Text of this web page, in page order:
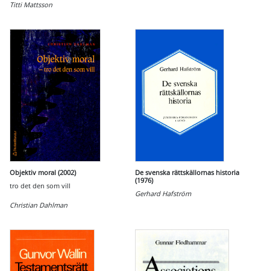
Titti Mattsson
Objektiv moral (2002)
tro det den som vill
Christian Dahlman
De svenska rättskällornas historia
(1976)
Gerhard Hafström